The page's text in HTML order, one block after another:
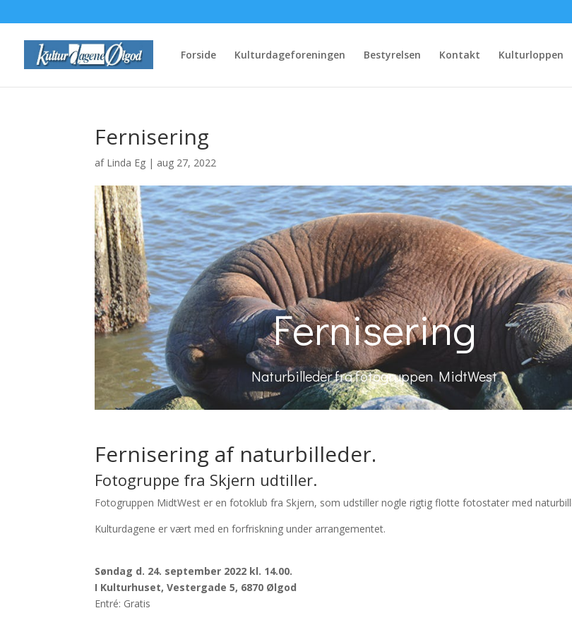
Forside Kulturdageforeningen Bestyrelsen Kontakt Kulturloppen
Fernisering
af Linda Eg | aug 27, 2022
Fernisering
Naturbilleder fra fotogruppen MidtWest
Fernisering af naturbilleder.
Fotogruppe fra Skjern udtiller.
Fotogruppen MidtWest er en fotoklub fra Skjern, som udstiller nogle rigtig flotte fotostater med
Kulturdagene er vært med en forfriskning under arrangementet.
Søndag d. 24. september 2022 kl. 14.00.
I Kulturhuset, Vestergade 5, 6870 Ølgod
Entré: Gratis